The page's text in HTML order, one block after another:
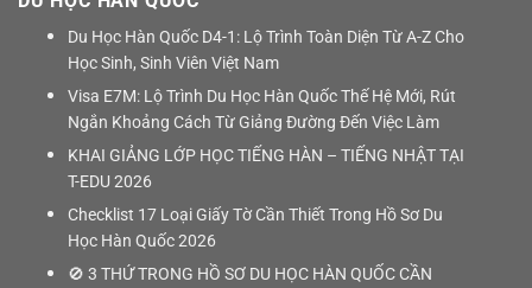
Du Học Hàn Quốc D4-1: Lộ Trình Toàn Diện Từ A-Z Cho
Học Sinh, Sinh Viên Việt Nam
Visa E7M: Lộ Trình Du Học Hàn Quốc Thế Hệ Mới, Rút
Ngắn Khoảng Cách Từ Giảng Đường Đến Việc Làm
KHAI GIẢNG LỚP HỌC TIẾNG HÀN – TIẾNG NHẬT TẠI
T-EDU 2026
Checklist 17 Loại Giấy Tờ Cần Thiết Trong Hồ Sơ Du
Học Hàn Quốc 2026
🚫 3 THỨ TRONG HỒ SƠ DU HỌC HÀN QUỐC CẦN